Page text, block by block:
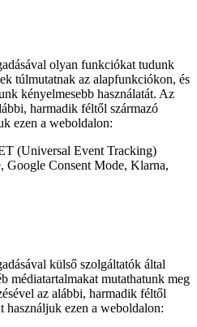
olyan funkciókat tudunk
túlmutatnak az alapfunkciókon, és
kényelmesebb használatát. Az
harmadik féltől származó
ezen a weboldalon:
(Universal Event Tracking)
Google Consent Mode, Klarna,
külső szolgáltatók által
médiatartalmakat mutathatunk meg
az alábbi, harmadik féltől
használjuk ezen a weboldalon: